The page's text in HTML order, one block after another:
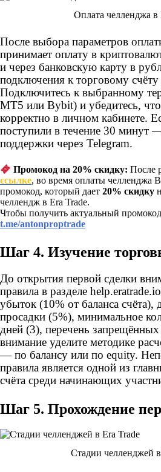
Оплата челленджа в
После выбора параметров
принимает оплату в
и через банковскую карту в
подключения к торговому
Подключитесь к выбранному
MT5 или Bybit) и убедитесь,
корректно в личном кабинете.
поступили в течение 30 минут
поддержки через Telegram.
Промокод на 20% скидку:После
ссылке, во время оплаты челленджа
промокод, который дает 20% скидку
челлендж в Era Trade.
Чтобы получить актуальный
t.me/antonproptrade
Шаг 4. Изучение
До открытия первой сделки
правила в разделе
убыток (10% от баланса счёта),
просадки (5%), минимальное
дней (3), перечень
внимание уделите методике
— по балансу или по equity.
правила является одной из
счёта среди начинающих
Шаг 5. Прохождение
Стадии челленджей